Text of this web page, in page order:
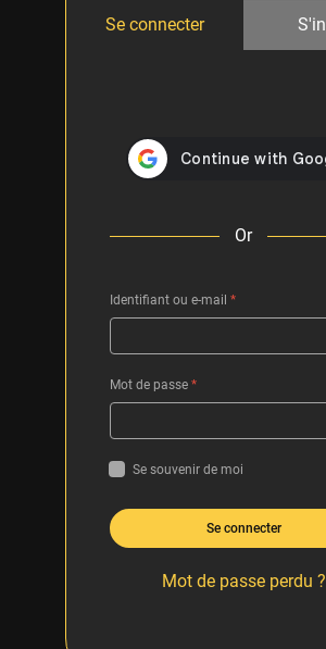
Se connecter
Or
Identifiant ou e-mail *
Mot de passe *
Se souvenir de moi
Se connecter
Mot de passe perdu ?